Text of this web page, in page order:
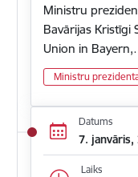
Ministru
Bavārijas Kristīgi
Union in
Ministru
Datums
7. janvāris,
Laiks